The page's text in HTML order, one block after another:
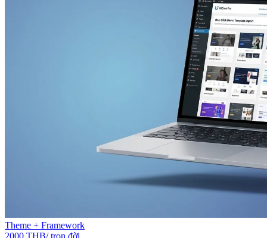
Theme + Framework